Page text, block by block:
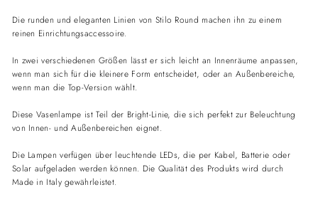
Die runden und eleganten Linien von Stilo Round machen ihn zu einem
reinen Einrichtungsaccessoire.
In zwei verschiedenen Größen lässt er sich leicht an Innenräume anpassen,
wenn man sich für die kleinere Form entscheidet, oder an Außenbereiche,
wenn man die Top-Version wählt.
Diese Vasenlampe ist Teil der Bright-Linie, die sich perfekt zur Beleuchtung
von Innen- und Außenbereichen eignet.
Die Lampen verfügen über leuchtende LEDs, die per Kabel, Batterie oder
Solar aufgeladen werden können. Die Qualität des Produkts wird durch
Made in Italy gewährleistet.